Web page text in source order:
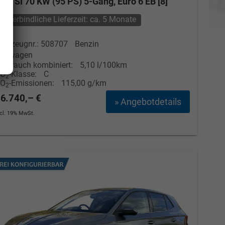
unverbindliche Lieferzeit: ca. 5 Monate
Fahrzeugnr.: 508707
Benzin
Neuwagen
Verbrauch kombiniert:
5,10 l/100km
2-Klasse:
C
2-Emissionen: 115,00 g/km
» Angebotdetails
€
19% MwSt.
Tel. 04181/2176-27
calakovic@take-your-car.de